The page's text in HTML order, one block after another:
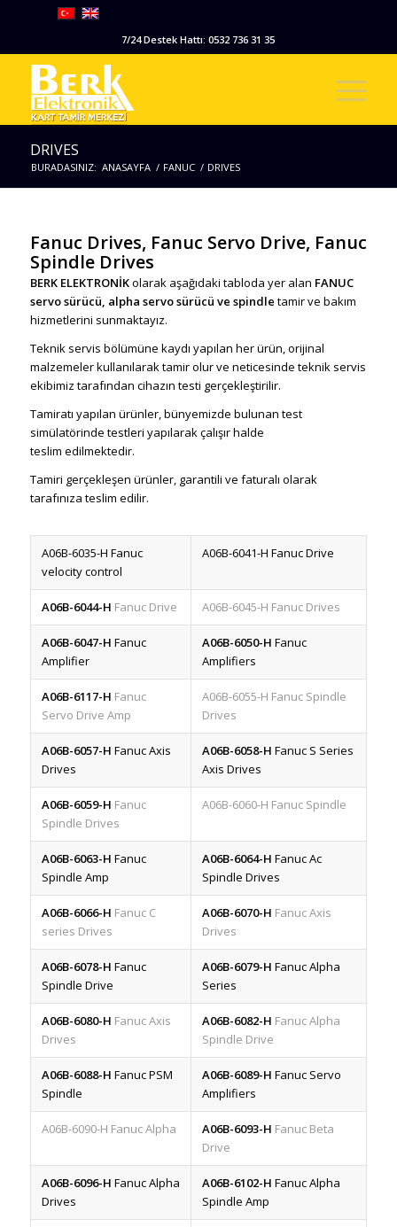
7/24 Destek Hattı: 0532 736 31 35
DRIVES
BURADASINIZ: ANASAYFA / FANUC / DRIVES
Fanuc Drives, Fanuc Servo Drive, Fanuc
Spindle Drives
BERK ELEKTRONİKolarak aşağıdaki tabloda yer alan FANUC
servo sürücü, alpha servo sürücü ve spindle tamir ve bakım
hizmetlerini sunmaktayız.
Teknik servis bölümüne kaydı yapılan her ürün, orijinal
malzemeler kullanılarak tamir olur ve neticesinde teknik servis
ekibimiz tarafından cihazın testi gerçekleştirilir.
Tamiratı yapılan ürünler, bünyemizde bulunan test
simülatörinde testleri yapılarak çalışır halde
teslim edilmektedir.
Tamiri gerçekleşen ürünler, garantili ve faturalı olarak
tarafınıza teslim edilir.
A06B-6035-H Fanuc
velocity control
A06B-6041-H Fanuc Drive
A06B-6044-H Fanuc Drive A06B-6045-H Fanuc Drives
A06B-6047-H Fanuc
Amplifier
A06B-6050-H Fanuc
Amplifiers
A06B-6117-H Fanuc
Servo Drive Amp
A06B-6055-H Fanuc Spindle
Drives
A06B-6057-H Fanuc Axis
Drives
A06B-6058-H Fanuc S Series
Axis Drives
A06B-6059-H Fanuc
Spindle Drives
A06B-6060-H Fanuc Spindle
A06B-6063-H Fanuc
Spindle Amp
A06B-6064-H Fanuc Ac
Spindle Drives
A06B-6066-H Fanuc C
series Drives
A06B-6070-H Fanuc Axis
Drives
A06B-6078-H Fanuc
Spindle Drive
A06B-6079-H Fanuc Alpha
Series
A06B-6080-H Fanuc Axis
Drives
A06B-6082-H Fanuc Alpha
Spindle Drive
A06B-6088-H Fanuc PSM
Spindle
A06B-6089-H Fanuc Servo
Amplifiers
A06B-6090-H Fanuc Alpha A06B-6093-H Fanuc Beta
Drive
A06B-6096-H Fanuc Alpha
Drives
A06B-6102-H Fanuc Alpha
Spindle Amp